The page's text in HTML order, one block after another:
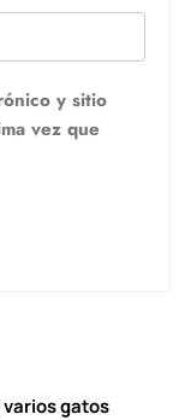
y sitio
vez que
varios gatos